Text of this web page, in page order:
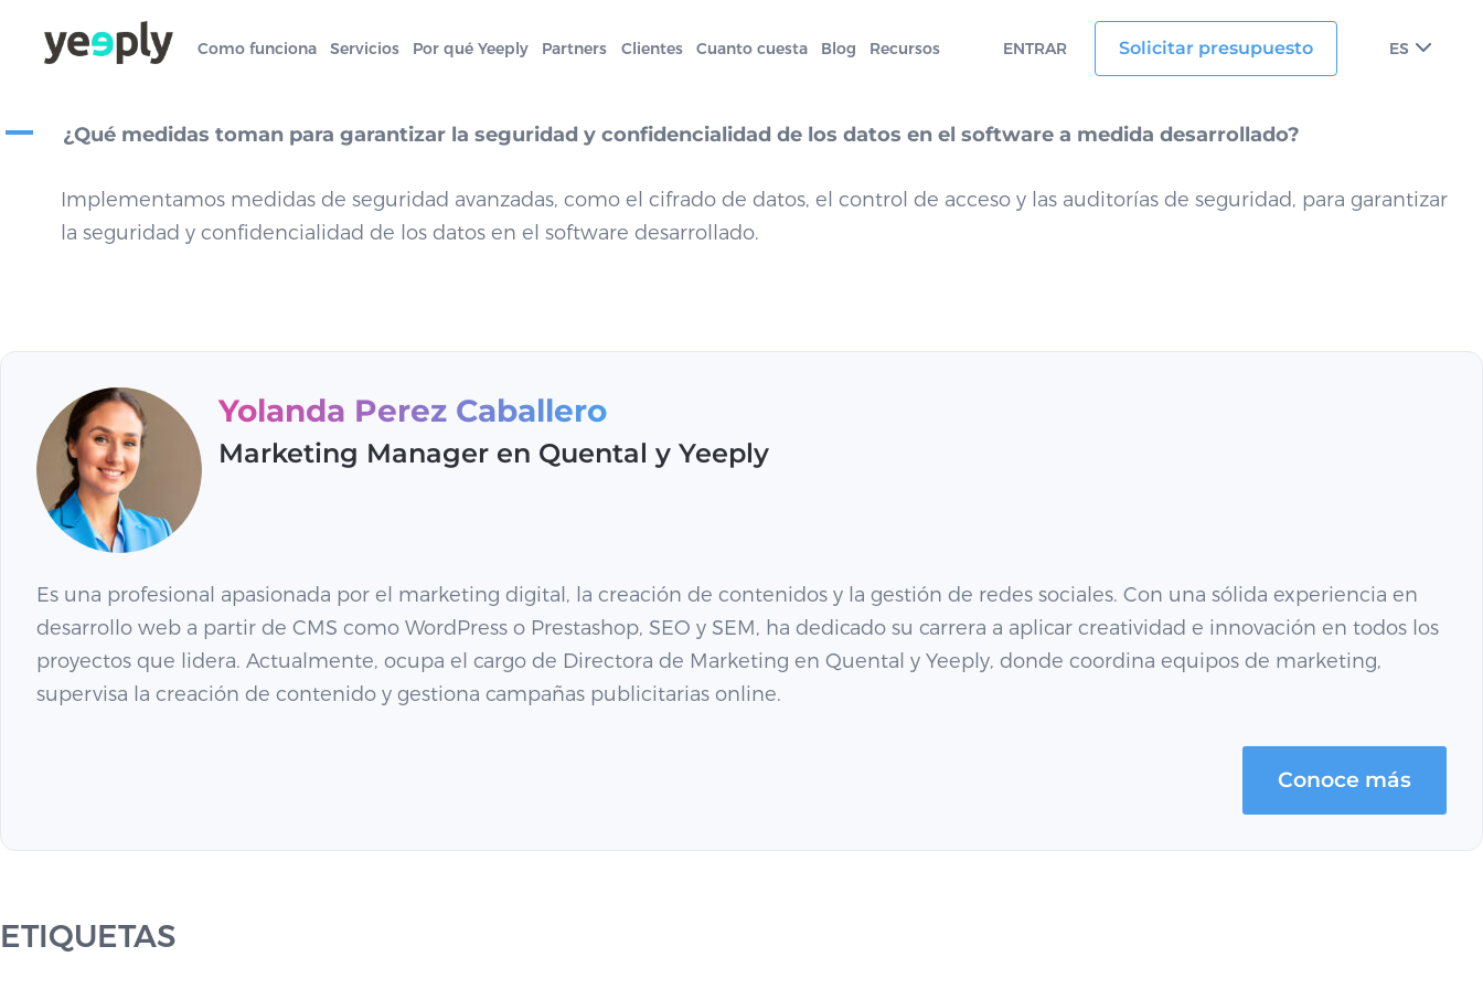
Como funciona Servicios Por qué Yeeply Partners Clientes Cuanto cuesta Blog Recursos ENTRAR Solicitar presupuesto ES
A ¿Qué medidas toman para garantizar la seguridad y confidencialidad de los datos en el software a medida desarrollado?
Implementamos medidas de seguridad avanzadas, como el cifrado de datos, el control de acceso y las auditorías de seguridad, para garantizar
la seguridad y confidencialidad de los datos en el software desarrollado.
Yolanda Perez Caballero
Marketing Manager en Quental y Yeeply
Es una profesional apasionada por el marketing digital, la creación de contenidos y la gestión de redes sociales. Con una sólida experiencia en
desarrollo web a partir de CMS como WordPress o Prestashop, SEO y SEM, ha dedicado su carrera a aplicar creatividad e innovación en todos los
proyectos que lidera. Actualmente, ocupa el cargo de Directora de Marketing en Quental y Yeeply, donde coordina equipos de marketing,
supervisa la creación de contenido y gestiona campañas publicitarias online.
Conoce más
ETIQUETAS